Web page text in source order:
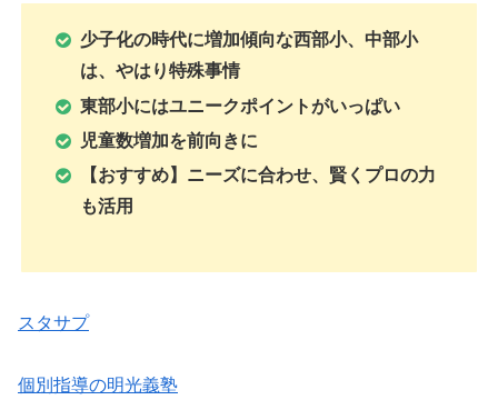
少子化の時代に増加傾向な西部小、中部小
は、やはり特殊事情
東部小にはユニークポイントがいっぱい
児童数増加を前向きに
【おすすめ】ニーズに合わせ、賢くプロの力
も活用
スタサプ
個別指導の明光義塾